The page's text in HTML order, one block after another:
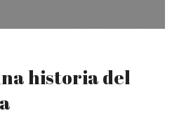
historia del